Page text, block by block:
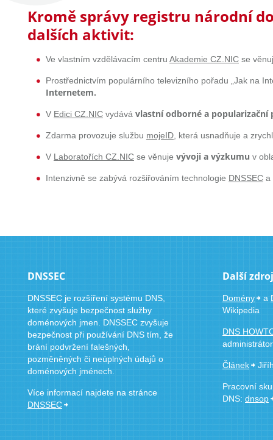
Kromě správy registru národní
dalších aktivit:
Ve vlastním vzdělávacím centru Akademie CZ.NIC se
Prostřednictvím populárního televizního pořadu „Jak na
Internetem.
V Edici CZ.NIC vydává vlastní odborné a popularizační
Zdarma provozuje službu mojeID , která usnadňuje a
V Laboratořích CZ.NIC se věnuje vývoji a výzkumu v
Intenzivně se zabývá rozšiřováním technologie DNSSEC a
DNSSEC
DNSSEC je rozšíření systému DNS,
které zvyšuje bezpečnost služby
doménových jmen. DNSSEC zvyšuje
bezpečnost při používání DNS tím, že
brání podvržení falešných,
pozměněných či neúplných údajů o
doménových jménech.
Více informací najdete na stránce
DNSSEC
Další
Domény a
Wikipedia
DNS
Článek
Pracovní
DNS: dnsop